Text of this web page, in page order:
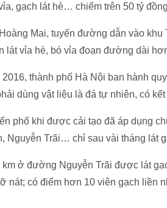
gạch lát hè… chiếm trên 50 tỷ
Mai, tuyến đường dẫn vào
lát vỉa hè, bó vỉa đoạn đường dài
2016, thành phố Hà Nội ban hành
dùng vật liệu là đá tự nhiên, có
phố khi được cải tạo đã áp dụng
Nguyễn Trãi… chỉ sau vài tháng lát
km ở đường Nguyễn Trãi được lát
nát; có điểm hơn 10 viên gạch liền